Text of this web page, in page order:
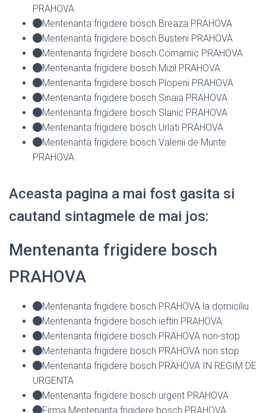
PRAHOVA
Mentenanta frigidere bosch Breaza PRAHOVA
Mentenanta frigidere bosch Busteni PRAHOVA
Mentenanta frigidere bosch Comarnic PRAHOVA
Mentenanta frigidere bosch Mizil PRAHOVA
Mentenanta frigidere bosch Plopeni PRAHOVA
Mentenanta frigidere bosch Sinaia PRAHOVA
Mentenanta frigidere bosch Slanic PRAHOVA
Mentenanta frigidere bosch Urlati PRAHOVA
Mentenanta frigidere bosch Valenii de Munte
PRAHOVA
Aceasta pagina a mai fost gasita si
cautand sintagmele de mai jos:
Mentenanta frigidere bosch
PRAHOVA
Mentenanta frigidere bosch PRAHOVA la domiciliu
Mentenanta frigidere bosch ieftin PRAHOVA
Mentenanta frigidere bosch PRAHOVA non-stop
Mentenanta frigidere bosch PRAHOVA non stop
Mentenanta frigidere bosch PRAHOVA IN REGIM DE
URGENTA
Mentenanta frigidere bosch urgent PRAHOVA
Firma Mentenanta frigidere bosch PRAHOVA